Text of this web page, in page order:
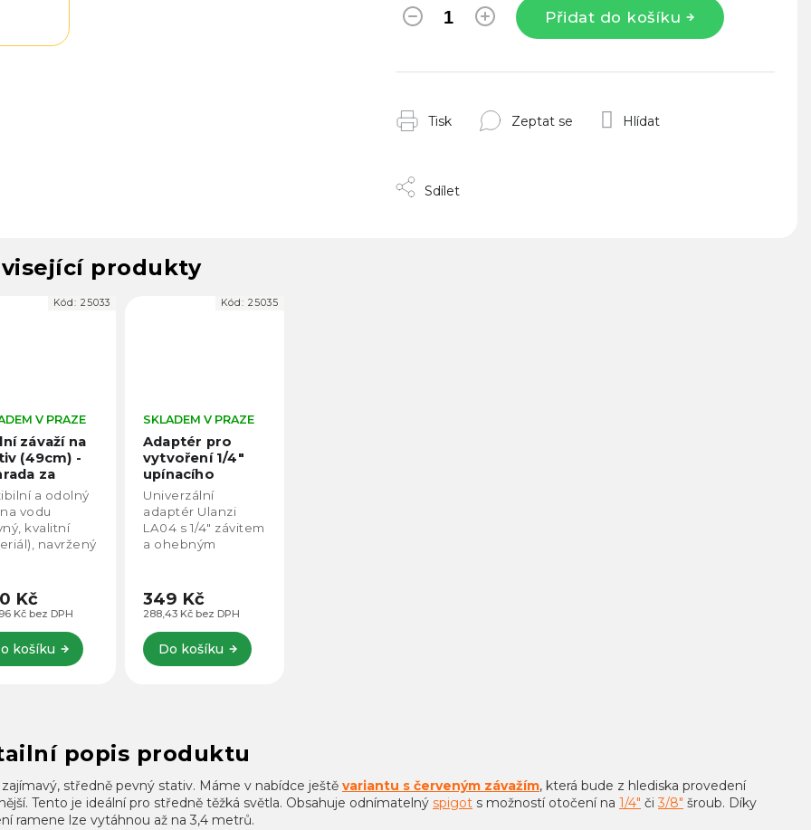
Přidat do košíku
Tisk Zeptat se Hlídat
Sdílet
produkty
závaží na
(49cm) -
za
V PRAZE
Kč bez DPH
Kč
košíku
a odolný
vodu
kvalitní
navržený
z vysoce
který
oděru,...
Kód: 25033
Adaptér pro
vytvoření 1/4"
upínacího
systému na
stativech pro
světla, spigotu
Ulanzi LA04
SKLADEM V PRAZE
288,43 Kč bez DPH
349 Kč
Do košíku
Univerzální
adaptér Ulanzi
LA04 s 1/4" závitem
a ohebným
úhlu zařízení.
Kompatibilní s
chytrými telefony.
Nabízí studenou...
Kód: 25035
popis produktu
zajímavý, středně pevný stativ. Máme v nabídce ještě variantu s červeným závažím, která bude z hlediska provedení
Tento je ideální pro středně těžká světla. Obsahuje odnímatelný spigot s možností otočení na 1/4" či3/8" šroub. Díky
ramene lze vytáhnou až na 3,4 metrů.